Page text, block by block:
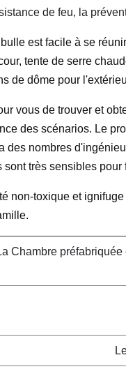
de feu, la
est facile à se
tente de serre
de dôme pour
vous de trouver et
des scénarios. Le
des nombres
très sensibles
non-toxique et
Chambre